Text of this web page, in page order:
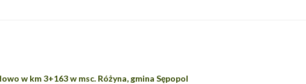
w km 3+163 w msc. Różyna, gmina Sępopol